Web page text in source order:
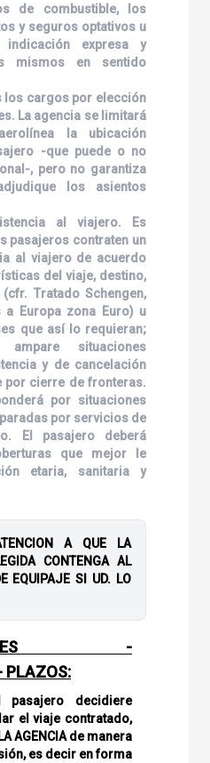
de combustible, los
y seguros optativos u
indicación expresa y
mismos en sentido
los cargos por elección
La agencia se limitará
la ubicación
-que puede o no
, pero no garantiza
los asientos
al viajero. Es
pasajeros contraten un
al viajero de acuerdo
del viaje, destino,
Tratado Schengen,
Europa zona Euro) u
que así lo requieran;
ampare situaciones
y de cancelación
por cierre de fronteras.
por situaciones
por servicios de
El pasajero deberá
que mejor le
etaria, sanitaria y
A QUE LA
CONTENGA AL
EQUIPAJE SI UD. LO
-
PLAZOS:
decidiere
el viaje contratado,
AGENCIA de manera
es decir en forma